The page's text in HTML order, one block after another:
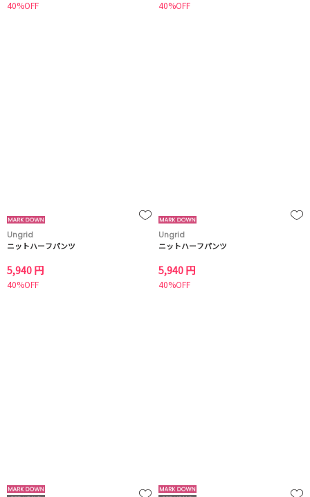
40%OFF 40%OFF
Ungrid
ニットハーフパンツ
5,940 円
40%OFF
Ungrid
ニットハーフパンツ
5,940 円
40%OFF